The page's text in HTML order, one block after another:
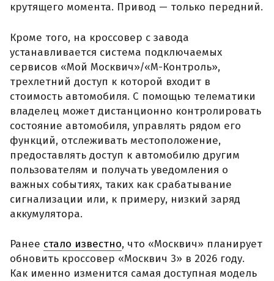
крутящего момента. Привод — только передний.
Кроме того, на кроссовер с завода
устанавливается система подключаемых
сервисов «Мой Москвич»/«М-Контроль»,
трехлетний доступ к которой входит в
стоимость автомобиля. С помощью телематики
владелец может дистанционно контролировать
состояние автомобиля, управлять рядом его
функций, отслеживать местоположение,
предоставлять доступ к автомобилю другим
пользователям и получать уведомления о
важных событиях, таких как срабатывание
сигнализации или, к примеру, низкий заряд
аккумулятора.
Ранее стало известно, что «Москвич» планирует
обновить кроссовер «Москвич 3» в 2026 году.
Как именно изменится самая доступная модель